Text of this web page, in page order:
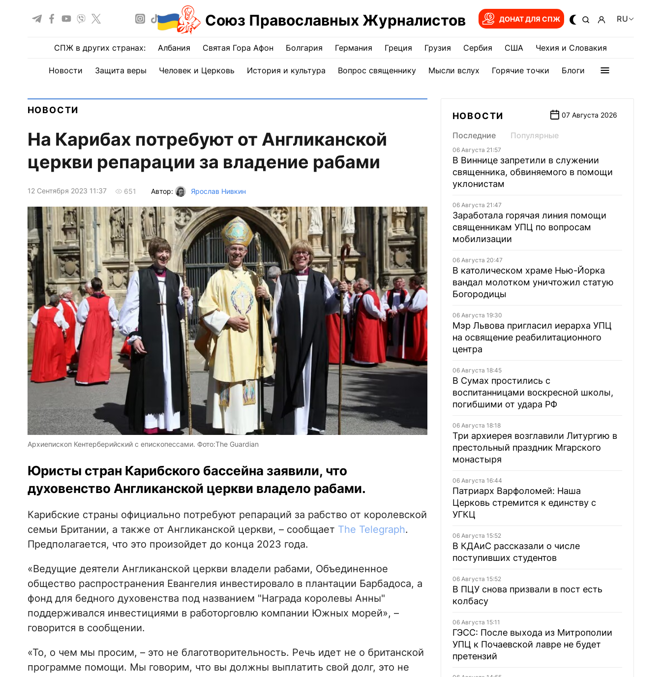
Союз Православных Журналистов ДОНАТ ДЛЯ СПЖ RU
СПЖ в других странах: Албания Святая Гора Афон Болгария Германия Греция Грузия Сербия США Чехия и Словакия
Новости Защита веры Человек и Церковь История и культура Вопрос священнику Мысли вслух Горячие точки Блоги
НОВОСТИ
На Карибах потребуют от Англиканской
церкви репарации за владение рабами
12 Сентября 2023 11:37 651 Автор: Ярослав Нивкин
Архиепископ Кентерберийский с епископессами. Фото:The Guardian
Юристы стран Карибского бассейна заявили, что
духовенство Англиканской церкви владело рабами.
Карибские страны официально потребуют репараций за рабство от королевской
семьи Британии, а также от Англиканской церкви, – сообщает The Telegraph.
Предполагается, что это произойдет до конца 2023 года.
«Ведущие деятели Англиканской церкви владели рабами, Объединенное
общество распространения Евангелия инвестировало в плантации Барбадоса, а
фонд для бедного духовенства под названием "Награда королевы Анны"
поддерживался инвестициями в работорговлю компании Южных морей», –
говорится в сообщении.
«То, о чем мы просим, ​​– это не благотворительность. Речь идет не о британской
программе помощи. Мы говорим, что вы должны выплатить свой долг, это не
НОВОСТИ 07 Августа 2026
Последние Популярные
06 Августа 21:57
В Виннице запретили в служении
священника, обвиняемого в помощи
уклонистам
06 Августа 21:47
Заработала горячая линия помощи
священникам УПЦ по вопросам
мобилизации
06 Августа 20:47
В католическом храме Нью-Йорка
вандал молотком уничтожил статую
Богородицы
06 Августа 19:30
Мэр Львова пригласил иерарха УПЦ
на освящение реабилитационного
центра
06 Августа 18:45
В Сумах простились с
воспитанницами воскресной школы,
погибшими от удара РФ
06 Августа 18:18
Три архиерея возглавили Литургию в
престольный праздник Мгарского
монастыря
06 Августа 16:44
Патриарх Варфоломей: Наша
Церковь стремится к единству с
УГКЦ
06 Августа 15:52
В КДАиС рассказали о числе
поступивших студентов
06 Августа 15:52
В ПЦУ снова призвали в пост есть
колбасу
06 Августа 15:11
ГЭСС: После выхода из Митрополии
УПЦ к Почаевской лавре не будет
претензий